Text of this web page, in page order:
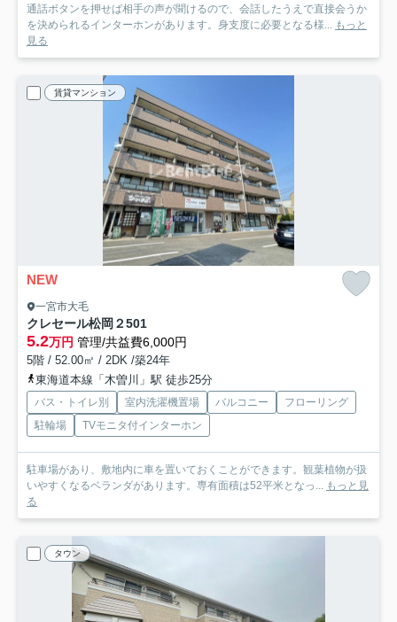
通話ボタンを押せば相手の声が聞けるので、会話したうえで直接会うか
を決められるインターホンがあります。身支度に必要となる様... もっと
見る
賃貸マンション
NEW
一宮市大毛
クレセール松岡２501
5.2万円 管理/共益費6,000円
5階 / 52.00㎡ / 2DK /築24年
東海道本線「木曽川」駅 徒歩25分
バス・トイレ別 室内洗濯機置場 バルコニー
フローリング
駐輪場
TVモニタ付インターホン
駐車場があり、敷地内に車を置いておくことができます。観葉植物が扱
いやすくなるベランダがあります。専有面積は52平米となっ... もっと見
る
タウン